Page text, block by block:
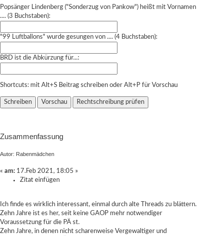
Popsänger Lindenberg ("Sonderzug von Pankow") heißt mit Vornamen
.... (3 Buchstaben):
"99 Luftballons" wurde gesungen von .... (4 Buchstaben):
BRD ist die Abkürzung für...:
Shortcuts: mit Alt+S Beitrag schreiben oder Alt+P für Vorschau
Zusammenfassung
Autor: Rabenmädchen
« am: 17.Feb 2021, 18:05 »
Zitat einfügen
Ich finde es wirklich interessant, einmal durch alte Threads zu blättern.
Zehn Jahre ist es her, seit keine GAOP mehr notwendiger
Voraussetzung für die PÄ st.
Zehn Jahre, in denen nicht scharenweise Vergewaltiger und